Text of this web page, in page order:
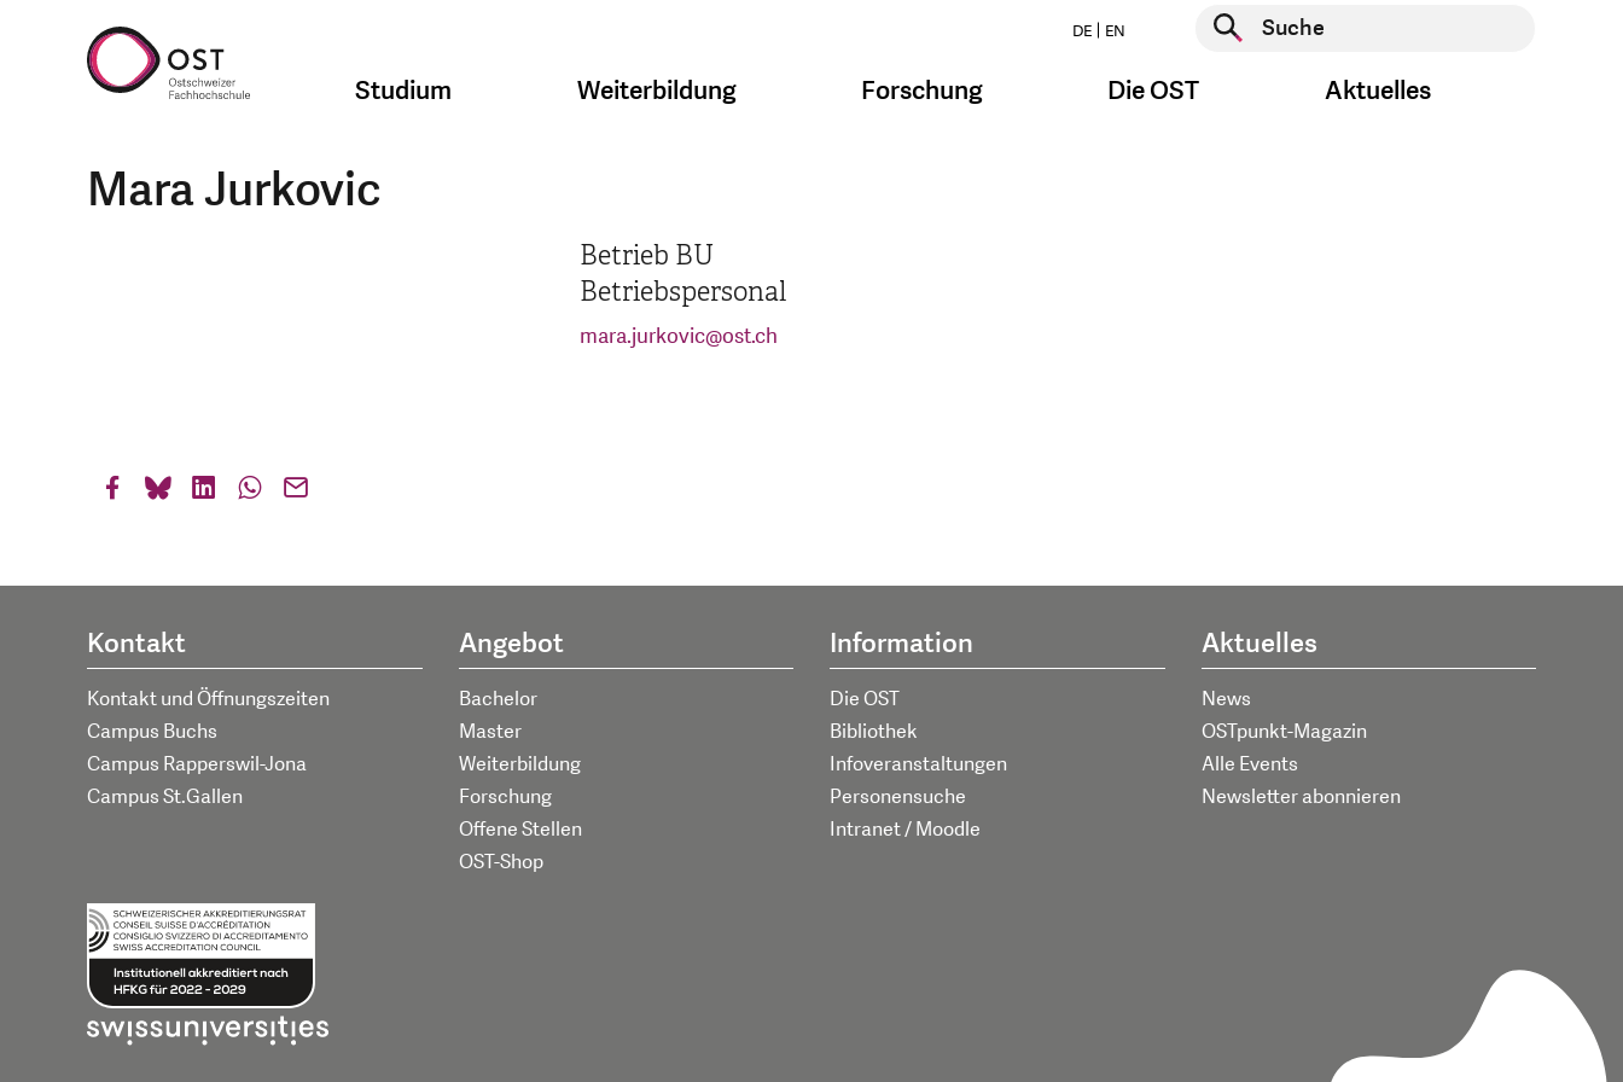
DE EN
Suche starten
Studium Weiterbildung Forschung Die OST Aktuelles
Mara Jurkovic
Betrieb BU
Betriebspersonal
mara.jurkovic@ost.ch
Kontakt
Kontakt und Öffnungszeiten
Campus Buchs
Campus Rapperswil-Jona
Campus St.Gallen
Angebot
Bachelor
Master
Weiterbildung
Forschung
Offene Stellen
OST-Shop
Information
Die OST
Bibliothek
Infoveranstaltungen
Personensuche
Intranet / Moodle
Aktuelles
News
OSTpunkt-Magazin
Alle Events
Newsletter abonnieren